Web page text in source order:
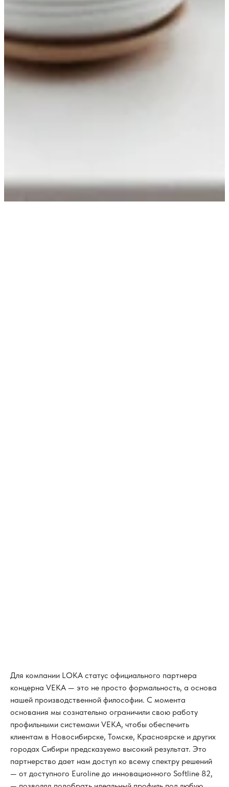
Для компании LOKA статус официального партнера
концерна VEKA — это не просто формальность, а основа
нашей производственной философии. С момента
основания мы сознательно ограничили свою работу
профильными системами VEKA, чтобы обеспечить
клиентам в Новосибирске, Томске, Красноярске и других
городах Сибири предсказуемо высокий результат. Это
партнерство дает нам доступ ко всему спектру решений
— от доступного Euroline до инновационного Softline 82,